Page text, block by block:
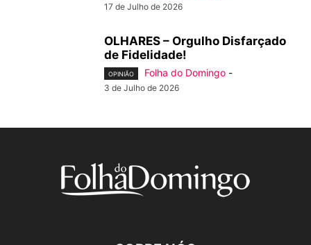
17 de Julho de 2026
OLHARES – Orgulho Disfarçado
de Fidelidade!
OPINIÃO Folha do Domingo -
3 de Julho de 2026